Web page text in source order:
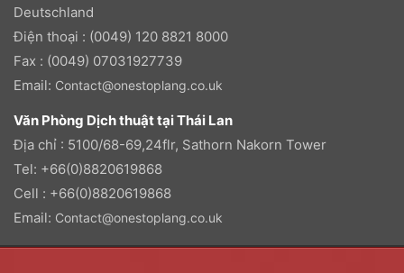
Deutschland
Điện thoại : (0049) 120 8821 8000
Fax : (0049) 07031927739
Email: Contact@onestoplang.co.uk
Văn Phòng Dịch thuật tại Thái Lan
Địa chỉ : 5100/68-69,24flr, Sathorn Nakorn Tower
Tel: +66(0)8820619868
Cell : +66(0)8820619868
Email: Contact@onestoplang.co.uk